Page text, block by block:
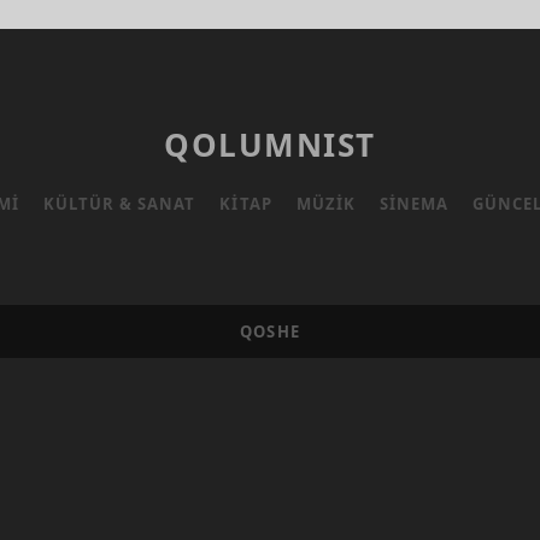
QOLUMNIST
KÜLTÜR & SANAT KITAP MÜZIK SINEMA GÜNCEL
QOSHE